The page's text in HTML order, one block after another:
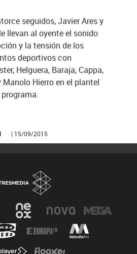
seguidos, Javier Ares y
llevan al oyente el sonido
y la tensión de los
deportivos con
Helguera, Baraja, Cappa,
Manolo Hierro en el plantel
| 15/09/2015